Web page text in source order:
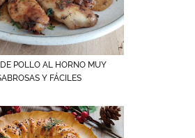
POLLO AL HORNO MUY
Y FÁCILES